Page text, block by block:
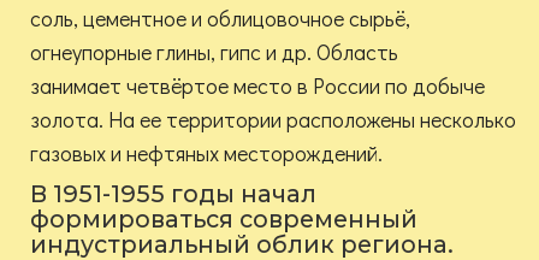
соль, цементное и облицовочное сырьё,
огнеупорные глины, гипс и др. Область
занимает четвёртое место в России по добыче
золота. На ее территории расположены несколько
газовых и нефтяных месторождений.
В 1951-1955 годы начал
формироваться современный
индустриальный облик региона.